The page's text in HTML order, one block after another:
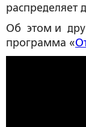
распределяет
Об этом и
программа «